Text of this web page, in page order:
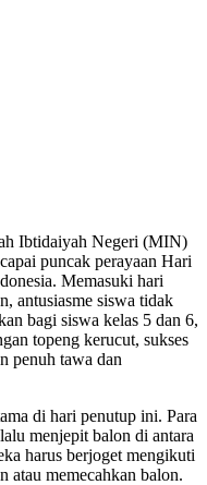
Ibtidaiyah Negeri (MIN)
puncak perayaan Hari
Memasuki hari
antusiasme siswa tidak
bagi siswa kelas 5 dan 6,
topeng kerucut, sukses
penuh tawa dan
di hari penutup ini. Para
menjepit balon di antara
harus berjoget mengikuti
atau memecahkan balon.